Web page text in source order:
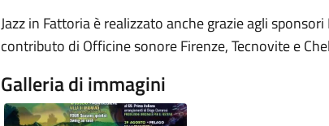
Jazz in Fattoria è realizzato anche grazie agli sponsori
contributo di Officine sonore Firenze, Tecnovite e
Galleria di immagini
Image